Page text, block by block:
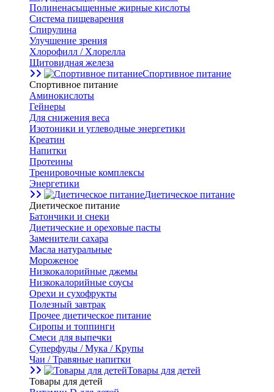
Полиненасыщенные жирные кислоты
Система пищеварения
Спирулина
Улучшение зрения
Хлорофилл / Хлорелла
Щитовидная железа
Спортивное питание
Спортивное питание
Аминокислоты
Гейнеры
Для снижения веса
Изотоники и углеводные энергетики
Креатин
Напитки
Протеины
Тренировочные комплексы
Энергетики
Диетическое питание
Диетическое питание
Батончики и снеки
Диетические и ореховые пасты
Заменители сахара
Масла натуральные
Мороженое
Низкокалорийные джемы
Низкокалорийные соусы
Орехи и сухофрукты
Полезный завтрак
Прочее диетическое питание
Сиропы и топпинги
Смеси для выпечки
Суперфуды / Мука / Крупы
Чаи / Травяные напитки
Товары для детей
Товары для детей